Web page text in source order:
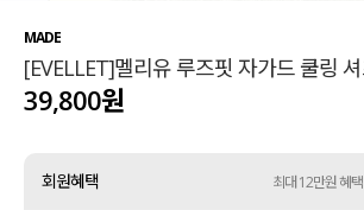
티셔츠
셔츠
언더웨어
MADE
[EVELLET]멜리유 루즈핏 자가드 쿨링
39,800원
회원혜택 최대 12만원 혜택